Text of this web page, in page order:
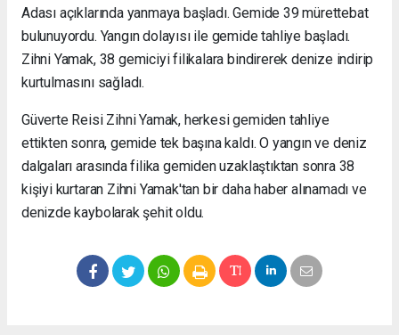
Adası açıklarında yanmaya başladı. Gemide 39 mürettebat
bulunuyordu. Yangın dolayısı ile gemide tahliye başladı.
Zihni Yamak, 38 gemiciyi filikalara bindirerek denize indirip
kurtulmasını sağladı.
Güverte Reisi Zihni Yamak, herkesi gemiden tahliye
ettikten sonra, gemide tek başına kaldı. O yangın ve deniz
dalgaları arasında filika gemiden uzaklaştıktan sonra 38
kişiyi kurtaran Zihni Yamak'tan bir daha haber alınamadı ve
denizde kaybolarak şehit oldu.